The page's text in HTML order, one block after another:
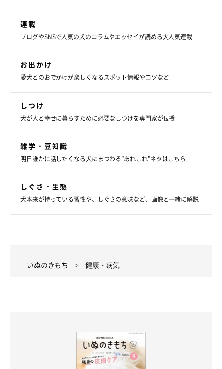
連載
ブログやSNSで人気の犬のコラムやエッセイが読める大人気連載
お出かけ
愛犬とのおでかけが楽しくなるスポット情報やコツなど
しつけ
犬が人と幸せに暮らすために必要なしつけを専門家が伝授
雑学・豆知識
明日誰かに話したくなる犬にまつわる”あれこれ”ネタはこちら
しぐさ・生態
犬本来が持っている習性や、しぐさの意味など、画像と一緒に解説
いぬのきもち 健康・病気